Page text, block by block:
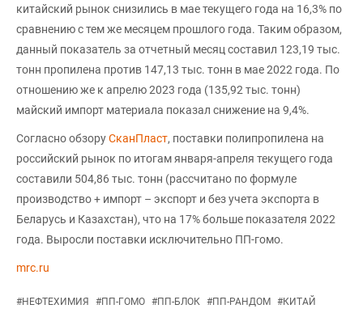
китайский рынок снизились в мае текущего года на 16,3% по
сравнению с тем же месяцем прошлого года. Таким образом,
данный показатель за отчетный месяц составил 123,19 тыс.
тонн пропилена против 147,13 тыс. тонн в мае 2022 года. По
отношению же к апрелю 2023 года (135,92 тыс. тонн)
майский импорт материала показал снижение на 9,4%.
Согласно обзоруСканПласт, поставки полипропилена на
российский рынок по итогам января-апреля текущего года
составили 504,86 тыс. тонн (рассчитано по формуле
производство + импорт – экспорт и без учета экспорта в
Беларусь и Казахстан), что на 17% больше показателя 2022
года. Выросли поставки исключительно ПП-гомо.
mrc.ru
#НЕФТЕХИМИЯ #ПП-ГОМО #ПП-БЛОК #ПП-РАНДОМ #КИТАЙ